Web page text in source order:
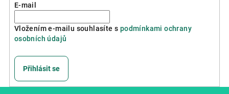
E-mail
Vložením e-mailu souhlasíte s podmínkami ochrany
osobních údajů
Přihlásit se